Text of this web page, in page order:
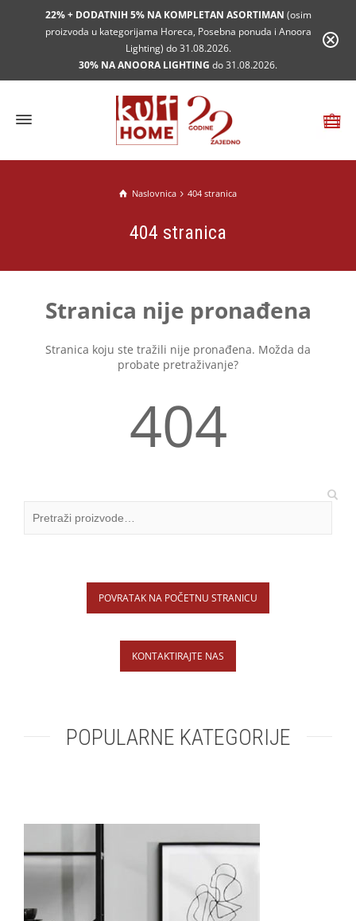
22% + DODATNIH 5% NA KOMPLETAN ASORTIMAN (osim
proizvoda u kategorijama Horeca, Posebna ponuda i Anoora
Lighting) do 31.08.2026.
30% NA ANOORA LIGHTING do 31.08.2026.
Naslovnica 404 stranica
404 stranica
Stranica nije pronađena
Stranica koju ste tražili nije pronađena. Možda da
probate pretraživanje?
404
POVRATAK NA POČETNU STRANICU
KONTAKTIRAJTE NAS
POPULARNE KATEGORIJE